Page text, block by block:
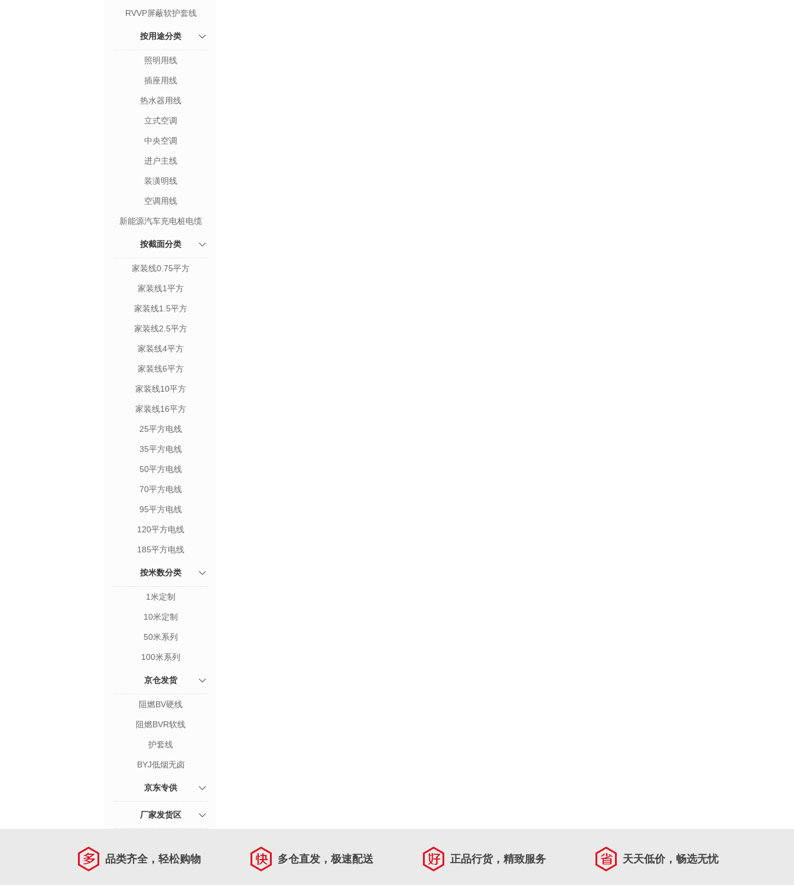
RVVP屏蔽软护套线
按用途分类
照明用线
插座用线
热水器用线
立式空调
中央空调
进户主线
装潢明线
空调用线
新能源汽车充电桩电缆
按截面分类
家装线0.75平方
家装线1平方
家装线1.5平方
家装线2.5平方
家装线4平方
家装线6平方
家装线10平方
家装线16平方
25平方电线
35平方电线
50平方电线
70平方电线
95平方电线
120平方电线
185平方电线
按米数分类
1米定制
10米定制
50米系列
100米系列
京仓发货
阻燃BV硬线
阻燃BVR软线
护套线
BYJ低烟无卤
京东专供
厂家发货区
品类齐全，轻松购物 多仓直发，极速配送 正品行货，精致服务 天天低价，畅选无忧